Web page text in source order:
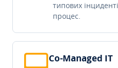
типових
процес.
Co-Managed IT